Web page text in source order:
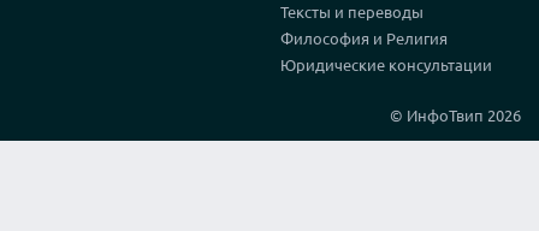
Тексты и переводы
Философия и Религия
Юридические консультации
© ИнфоТвип 2026